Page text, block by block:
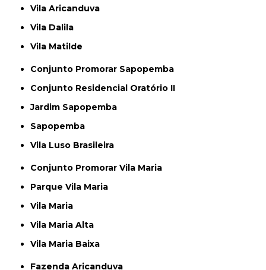
Vila Aricanduva
Vila Dalila
Vila Matilde
Conjunto Promorar Sapopemba
Conjunto Residencial Oratório II
Jardim Sapopemba
Sapopemba
Vila Luso Brasileira
Conjunto Promorar Vila Maria
Parque Vila Maria
Vila Maria
Vila Maria Alta
Vila Maria Baixa
Fazenda Aricanduva